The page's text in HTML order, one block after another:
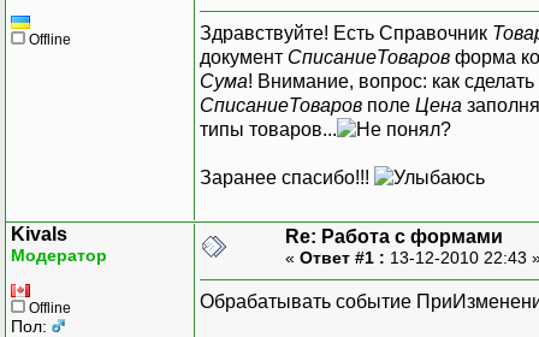
Offline Здравствуйте! Есть Справочник
документ СписаниеТоваров форма
Сума! Внимание, вопрос: как
СписаниеТоваров поле Цена
типы товаров...
?
Заранее спасибо!!!
Kivals
Модератор
Offline
Пол:
Re: Работа с формами
« Ответ #1 : 13-12-2010 22:43
Обрабатывать событие